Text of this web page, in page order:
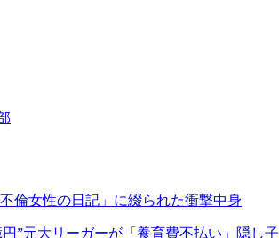
倫女性の日記」に綴られた衝撃中身
円”元大リーガーが「養育費不払い」隠し